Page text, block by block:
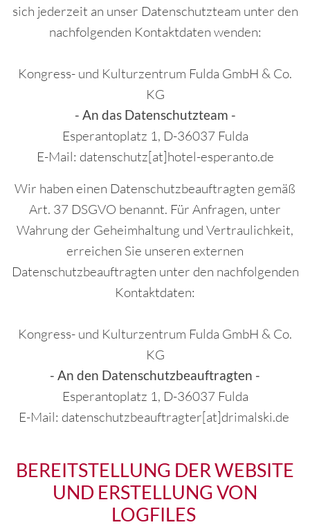
sich jederzeit an unser Datenschutzteam unter den
nachfolgenden Kontaktdaten wenden:
Kongress- und Kulturzentrum Fulda GmbH & Co.
KG
- An das Datenschutzteam -
Esperantoplatz 1, D-36037 Fulda
E-Mail: datenschutz[at]hotel-esperanto.de
Wir haben einen Datenschutzbeauftragten gemäß
Art. 37 DSGVO benannt. Für Anfragen, unter
Wahrung der Geheimhaltung und Vertraulichkeit,
erreichen Sie unseren externen
Datenschutzbeauftragten unter den nachfolgenden
Kontaktdaten:
Kongress- und Kulturzentrum Fulda GmbH & Co.
KG
- An den Datenschutzbeauftragten -
Esperantoplatz 1, D-36037 Fulda
E-Mail: datenschutzbeauftragter[at]drimalski.de
BEREITSTELLUNG DER WEBSITE
UND ERSTELLUNG VON
LOGFILES